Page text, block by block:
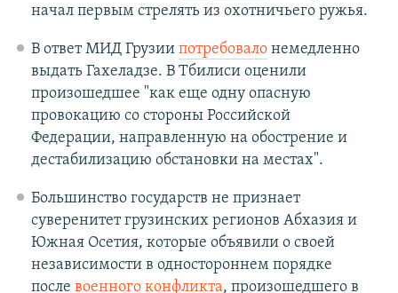
начал первым стрелять из охотничьего ружья.
В ответ МИД Грузии потребовалонемедленно
выдать Гахеладзе. В Тбилиси оценили
произошедшее "как еще одну опасную
провокацию со стороны Российской
Федерации, направленную на обострение и
дестабилизацию обстановки на местах".
Большинство государств не признает
суверенитет грузинских регионов Абхазия и
Южная Осетия, которые объявили о своей
независимости в одностороннем порядке
после военного конфликта, произошедшего в